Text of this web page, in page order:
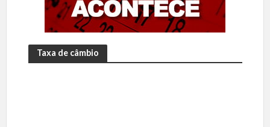
Taxa de câmbio